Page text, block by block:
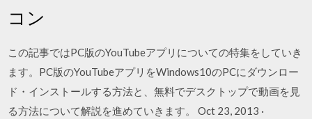
コン
この記事ではPC版のYouTubeアプリについての特集をしていき
ます。PC版のYouTubeアプリをWindows10のPCにダウンロー
ド・インストールする方法と、無料でデスクトップで動画を見
る方法について解説を進めていきます。 Oct 23, 2013 ·